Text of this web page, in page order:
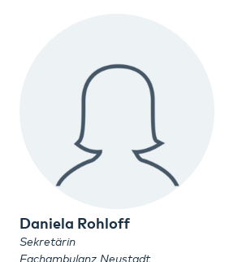
Daniela Rohloff
Sekretärin
Fachambulanz Neustadt